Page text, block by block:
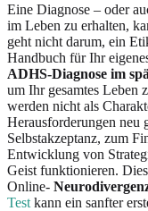
Eine Diagnose – oder
im Leben zu erhalten,
geht nicht darum, ein
Handbuch für Ihr
ADHS-Diagnose im
um Ihr gesamtes Leben
werden nicht als
Herausforderungen neu
Selbstakzeptanz, zum
Entwicklung von
Geist funktionieren.
Online-
Test kann ein sanfter